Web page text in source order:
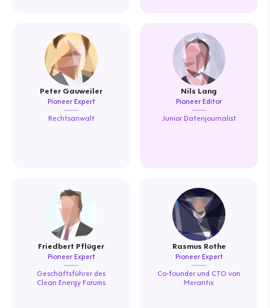
Peter Gauweiler
Pioneer Expert
Rechtsanwalt
Nils Lang
Pioneer Editor
Junior Datenjournalist
Friedbert Pflüger
Pioneer Expert
Geschäftsführer des
Clean Energy Forums
Rasmus Rothe
Pioneer Expert
Co-founder und CTO von
Merantix